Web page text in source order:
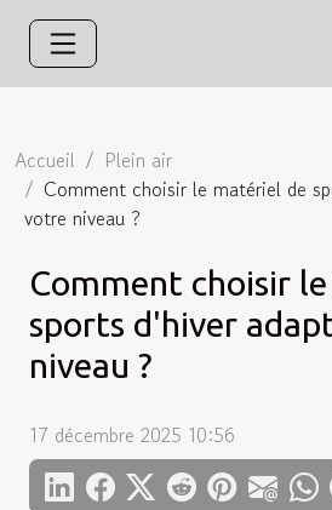
Accueil
Plein air
Comment choisir le matériel de
votre niveau ?
Comment choisir
sports d'hiver
niveau ?
17 décembre 2025 10:56